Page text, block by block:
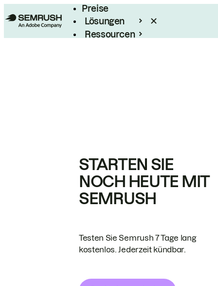
Preise
Lösungen
Ressourcen
STARTEN SIE
NOCH HEUTE MIT
SEMRUSH
Testen Sie Semrush 7 Tage lang
kostenlos. Jederzeit kündbar.